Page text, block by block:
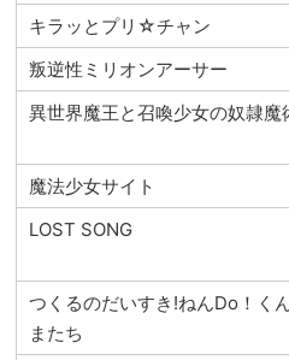
キラッとプリ☆チャン
叛逆性ミリオンアーサー
異世界魔王と召喚少女の奴隷魔
魔法少女サイト
LOST SONG
つくるのだいすき!ねんDo！く
またち